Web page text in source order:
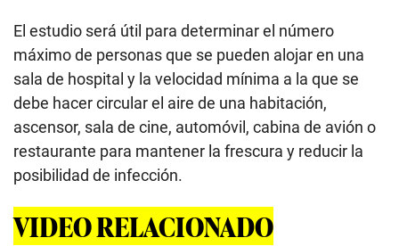
El estudio será útil para determinar el número
máximo de personas que se pueden alojar en una
sala de hospital y la velocidad mínima a la que se
debe hacer circular el aire de una habitación,
ascensor, sala de cine, automóvil, cabina de avión o
restaurante para mantener la frescura y reducir la
posibilidad de infección.
VIDEO RELACIONADO